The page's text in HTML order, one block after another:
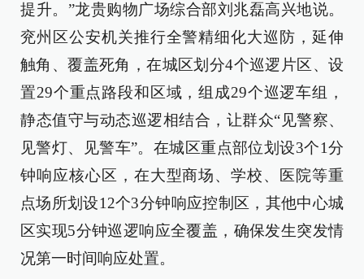
提升。”龙贵购物广场综合部刘兆磊高兴地说。
兖州区公安机关推行全警精细化大巡防，延伸
触角、覆盖死角，在城区划分4个巡逻片区、设
置29个重点路段和区域，组成29个巡逻车组，
静态值守与动态巡逻相结合，让群众“见警察、
见警灯、见警车”。在城区重点部位划设3个1分
钟响应核心区，在大型商场、学校、医院等重
点场所划设12个3分钟响应控制区，其他中心城
区实现5分钟巡逻响应全覆盖，确保发生突发情
况第一时间响应处置。